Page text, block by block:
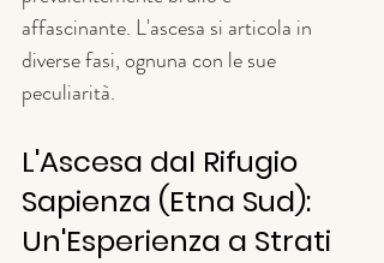
affascinante. L'ascesa si articola in
diverse fasi, ognuna con le sue
peculiarità.
L'Ascesa dal Rifugio
Sapienza (Etna Sud):
Un'Esperienza a Strati